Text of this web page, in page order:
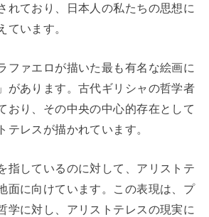
れており、日本人の私たちの思想に
ています。
ファエロが描いた最も有名な絵画に
があります。古代ギリシャの哲学者
おり、その中央の中心的存在として
テレスが描かれています。
指しているのに対して、アリストテ
面に向けています。この表現は、プ
学に対し、アリストテレスの現実に